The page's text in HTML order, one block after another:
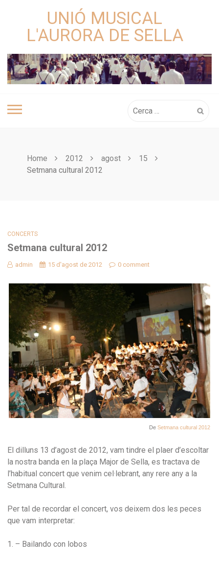
UNIÓ MUSICAL
L'AURORA DE SELLA
Home 2012 agost
15
Setmana cultural 2012
CONCERTS
Setmana cultural 2012
admin 15 d'agost de 2012 0 comment
De Setmana cultural 2012
El dilluns 13 d’agost de 2012, vam tindre el plaer d’escoltar
la nostra banda en la plaça Major de Sella, es tractava de
l’habitual concert que venim cel·lebrant, any rere any a la
Setmana Cultural.
Per tal de recordar el concert, vos deixem dos les peces
que vam interpretar:
1. – Bailando con lobos